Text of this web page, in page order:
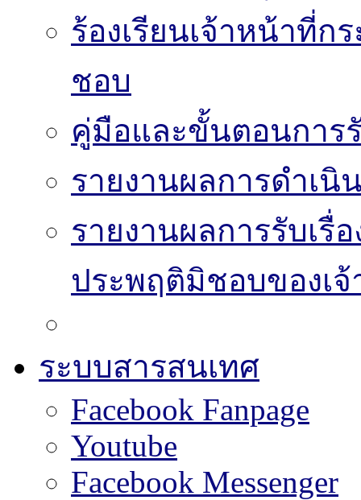
ร้องเรียนเจ้าหน้าที่ก
ชอบ
คู่มือและขั้นตอนการรั
รายงานผลการดำเนิ
รายงานผลการรับเรื่
ประพฤติมิชอบของเ
ระบบสารสนเทศ
Facebook Fanpage
Youtube
Facebook Messenger